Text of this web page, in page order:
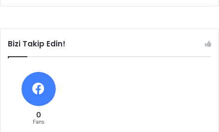
Bizi Takip Edin!
0
Fans